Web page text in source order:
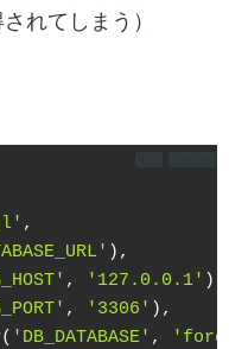
れてしまう）
,
),
, '127.0.0.1' ),
, '3306' ),
'DB_DATABASE' , 'forge'